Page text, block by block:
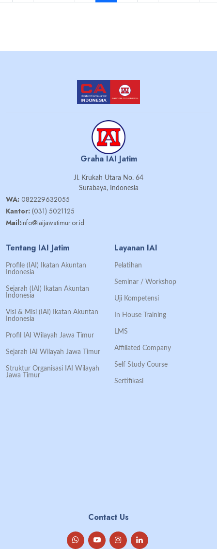
Graha IAI Jatim
Jl. Krukah Utara No. 64
Surabaya, Indonesia
WA: 082229632055
Kantor: (031) 5021125
Mail:info@iaijawatimur.or.id
Tentang IAI Jatim
Profile (IAI) Ikatan Akuntan
Indonesia
Sejarah (IAI) Ikatan Akuntan
Indonesia
Visi & Misi (IAI) Ikatan Akuntan
Indonesia
Profil IAI Wilayah Jawa Timur
Sejarah IAI Wilayah Jawa Timur
Struktur Organisasi IAI Wilayah
Jawa Timur
Layanan IAI
Pelatihan
Seminar / Workshop
Uji Kompetensi
In House Training
LMS
Affiliated Company
Self Study Course
Sertifikasi
Contact Us